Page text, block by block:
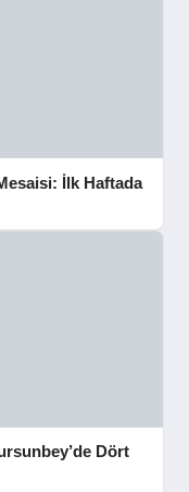
İlk Haftada
Dört